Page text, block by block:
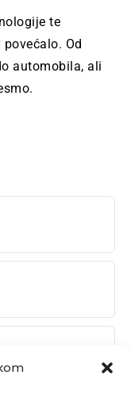
te
Od
automobila, ali